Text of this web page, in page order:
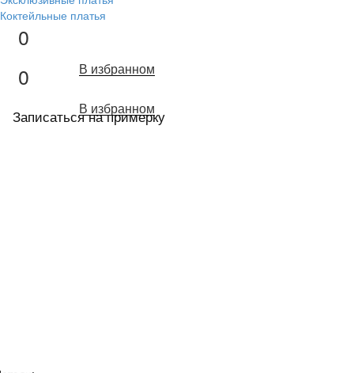
Коктейльные платья
0
В избранном
0
В избранном
Записаться на примерку